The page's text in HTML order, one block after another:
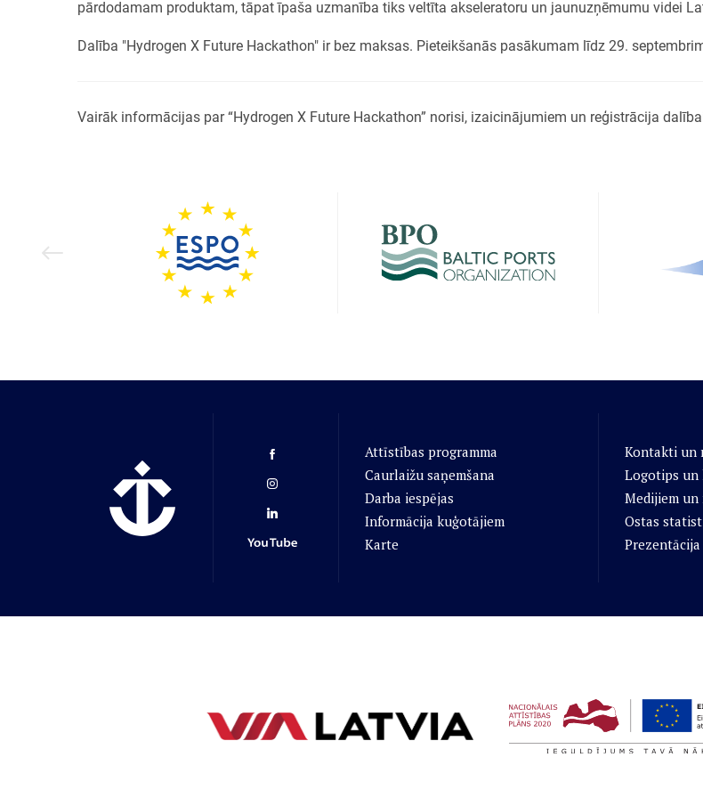
pārdodamam produktam, tāpat īpaša uzmanība tiks veltīta akseleratoru un jaunuzņēmumu videi
Dalība "Hydrogen X Future Hackathon" ir bez maksas. Pieteikšanās pasākumam līdz 29.
Vairāk informācijas par “Hydrogen X Future Hackathon” norisi, izaicinājumiem un reģistrācija
Attīstības programma
Caurlaižu saņemšana
Darba iespējas
Informācija kuģotājiem
Karte
Kontakti un
Logotips
Medijiem
Ostas
Prezentācija